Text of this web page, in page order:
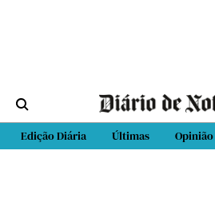
Edição Diária Últimas Opinião